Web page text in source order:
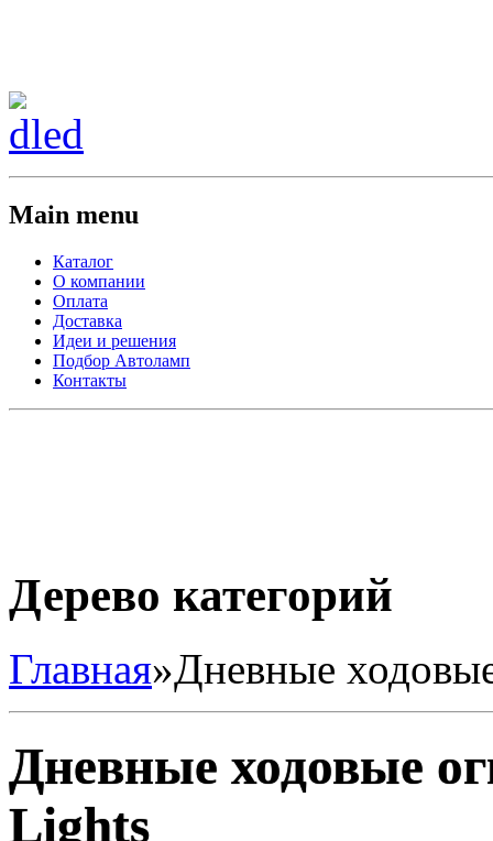
Main menu
Каталог
О компании
Оплата
Доставка
Идеи и решения
Подбор Автоламп
Контакты
Дерево категорий
Главная»Дневные
Дневные ходовые
Lights